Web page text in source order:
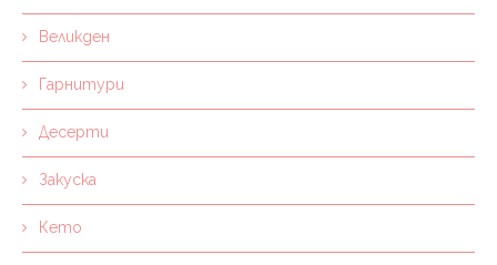
Великден
Гарнитури
Десерти
Закуска
Кето